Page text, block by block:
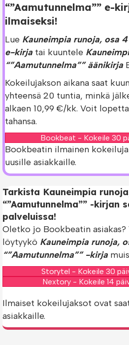
“”Aamutunnelma”” e-
ilmaiseksi!
Lue Kauneimpia runoja, osa
e-kirja tai kuuntele
“”Aamutunnelma”” äänikirja
Kokeilujakson aikana saat
yhteensä 20 tuntia, minkä
alkaen 10,99 €/kk. Voit
tahansa.
Bookbeat - Kokeile 30
Bookbeatin ilmainen
uusille asiakkaille.
Tarkista Kauneimpia
“”Aamutunnelma”” -kirjan
palveluissa!
Oletko jo Bookbeatin
löytyykö Kauneimpia runoja,
“”Aamutunnelma”” -kirja
Storytel - Kokeile 30
Nextory - Kokeile 14
Ilmaiset kokeilujaksot ovat
asiakkaille.